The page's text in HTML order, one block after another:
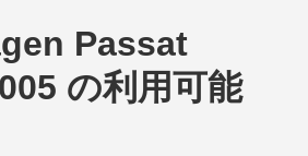
Passat
の利用可能